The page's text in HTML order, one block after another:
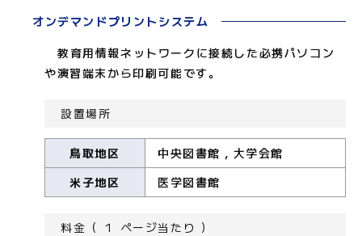
オンデマンドプリントシステム
教育用情報ネットワークに接続した必携パソコン
や演習端末から印刷可能です。
設置場所
鳥取地区
中央図書館，大学会館
米子地区
医学図書館
料金（ １ ページ当たり ）